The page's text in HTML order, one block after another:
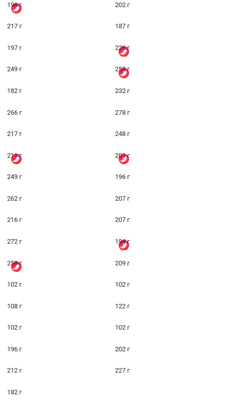
196 г 202 г
217 г 187 г
197 г 226 г
249 г 259 г
182 г 232 г
266 г 278 г
217 г 248 г
211 г 201 г
249 г 196 г
262 г 207 г
216 г 207 г
272 г 194 г
259 г 209 г
102 г 102 г
108 г 122 г
102 г 102 г
196 г 202 г
212 г 227 г
182 г